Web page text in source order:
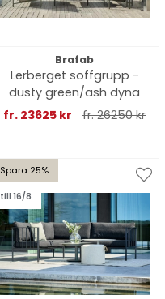
Brafab
Lerberget soffgrupp -
dusty green/ash dyna
fr. 23625 kr
fr. 26250 kr
Spara 25%
till 16/8